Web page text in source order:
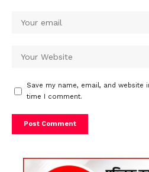
Save my name, email, and
time I comment.